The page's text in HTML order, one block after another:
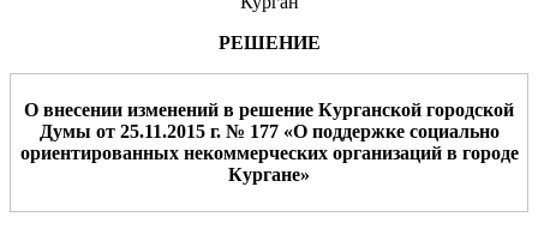
РЕШЕНИЕ
О внесении изменений в решение Курганской городской
Думы от 25.11.2015 г. № 177 «О поддержке социально
ориентированных некоммерческих организаций в городе
Кургане»